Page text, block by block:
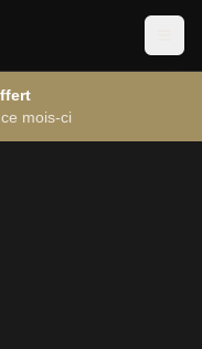
mois-ci